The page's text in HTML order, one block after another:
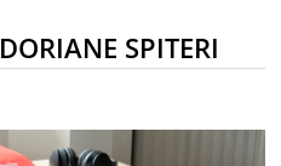
DORIANE SPITERI